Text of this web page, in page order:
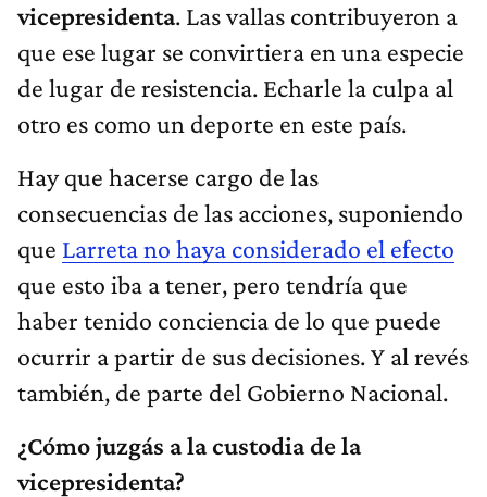
vicepresidenta. Las vallas contribuyeron a
que ese lugar se convirtiera en una especie
de lugar de resistencia. Echarle la culpa al
otro es como un deporte en este país.
Hay que hacerse cargo de las
consecuencias de las acciones, suponiendo
que Larreta no haya considerado el efecto
que esto iba a tener, pero tendría que
haber tenido conciencia de lo que puede
ocurrir a partir de sus decisiones. Y al revés
también, de parte del Gobierno Nacional.
¿Cómo juzgás a la custodia de la
vicepresidenta?